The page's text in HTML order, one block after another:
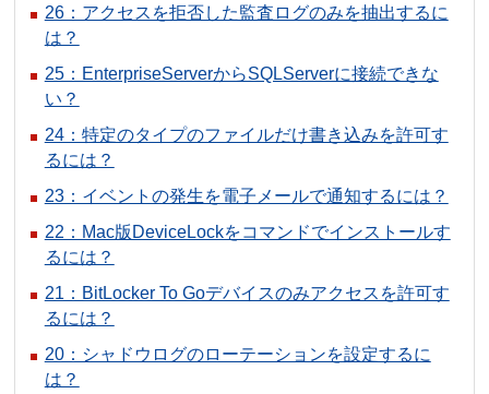
26：アクセスを拒否した監査ログのみを抽出するに
は？
25：EnterpriseServerからSQLServerに接続できな
い？
24：特定のタイプのファイルだけ書き込みを許可す
るには？
23：イベントの発生を電子メールで通知するには？
22：Mac版DeviceLockをコマンドでインストールす
るには？
21：BitLocker To Goデバイスのみアクセスを許可す
るには？
20：シャドウログのローテーションを設定するに
は？